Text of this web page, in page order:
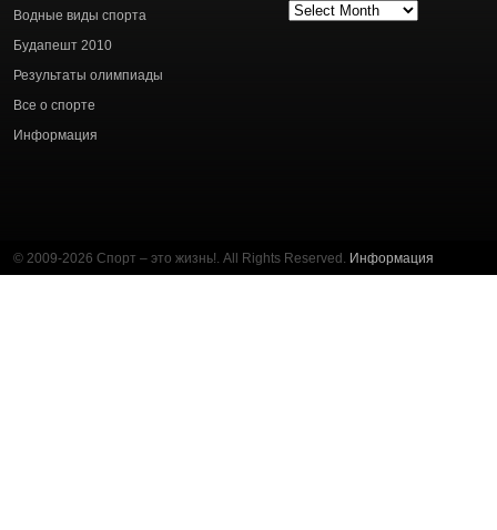
Водные виды спорта
Будапешт 2010
Результаты олимпиады
Все о спорте
Информация
Архив
© 2009-2026 Спорт – это жизнь!. All Rights Reserved. Информация